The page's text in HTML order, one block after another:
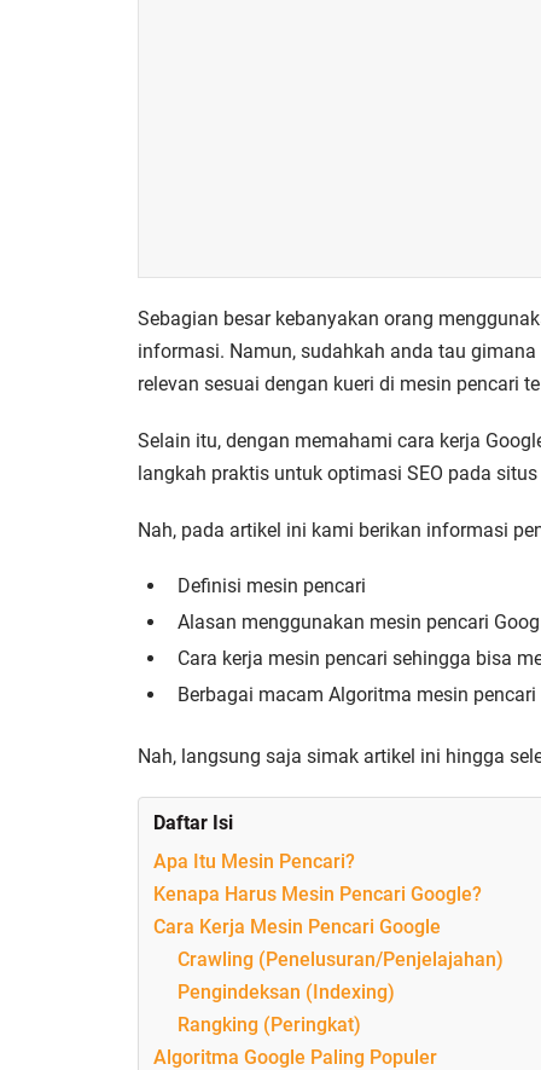
Sebagian besar kebanyakan orang
informasi. Namun, sudahkah anda tau
relevan sesuai dengan kueri di mesin pencari
Selain itu, dengan memahami cara kerja
langkah praktis untuk optimasi SEO pada
Nah, pada artikel ini kami berikan informasi
Definisi mesin pencari
Alasan menggunakan mesin pencari
Cara kerja mesin pencari sehingga bisa
Berbagai macam Algoritma mesin
Nah, langsung saja simak artikel ini hingga
Daftar Isi
Apa Itu Mesin Pencari?
Kenapa Harus Mesin Pencari Google?
Cara Kerja Mesin Pencari Google
Crawling (Penelusuran/Penjelajahan)
Pengindeksan (Indexing)
Rangking (Peringkat)
Algoritma Google Paling Populer